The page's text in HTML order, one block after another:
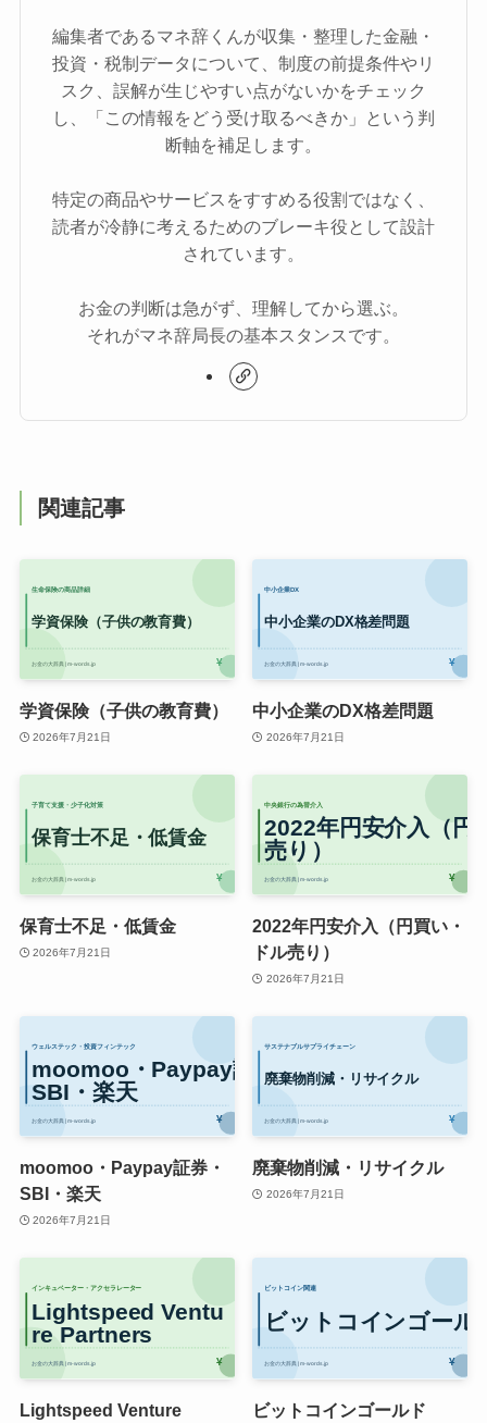
編集者であるマネ辞くんが収集・整理した金融・
投資・税制データについて、制度の前提条件やリ
スク、誤解が生じやすい点がないかをチェック
し、「この情報をどう受け取るべきか」という判
断軸を補足します。
特定の商品やサービスをすすめる役割ではなく、
読者が冷静に考えるためのブレーキ役として設計
されています。
お金の判断は急がず、理解してから選ぶ。
それがマネ辞局長の基本スタンスです。
関連記事
学資保険（子供の教育費）
2026年7月21日
中小企業のDX格差問題
2026年7月21日
保育士不足・低賃金
2026年7月21日
2022年円安介入（円買い・
ドル売り）
2026年7月21日
moomoo・Paypay証券・
SBI・楽天
2026年7月21日
廃棄物削減・リサイクル
2026年7月21日
Lightspeed Venture
ビットコインゴールド